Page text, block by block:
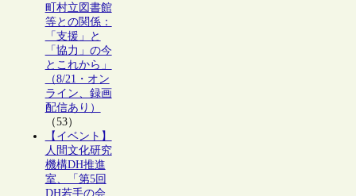
町村立図書館
等との関係：
「支援」と
「協力」の今
とこれから」
（8/21・オン
ライン、録画
配信あり）
（53）
【イベント】
人間文化研究
機構DH推進
室、「第5回
DH若手の会